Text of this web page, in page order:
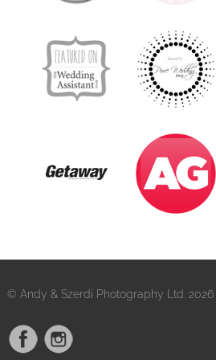
© Andy & Szerdi Photography Ltd. 2026